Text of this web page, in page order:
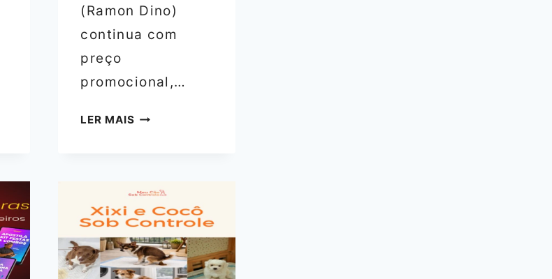
(Ramon Dino)
continua com
preço
promocional,…
LER MAIS DINO
+
RESULTADOS
RÁPIDOS
POR
R$24,90